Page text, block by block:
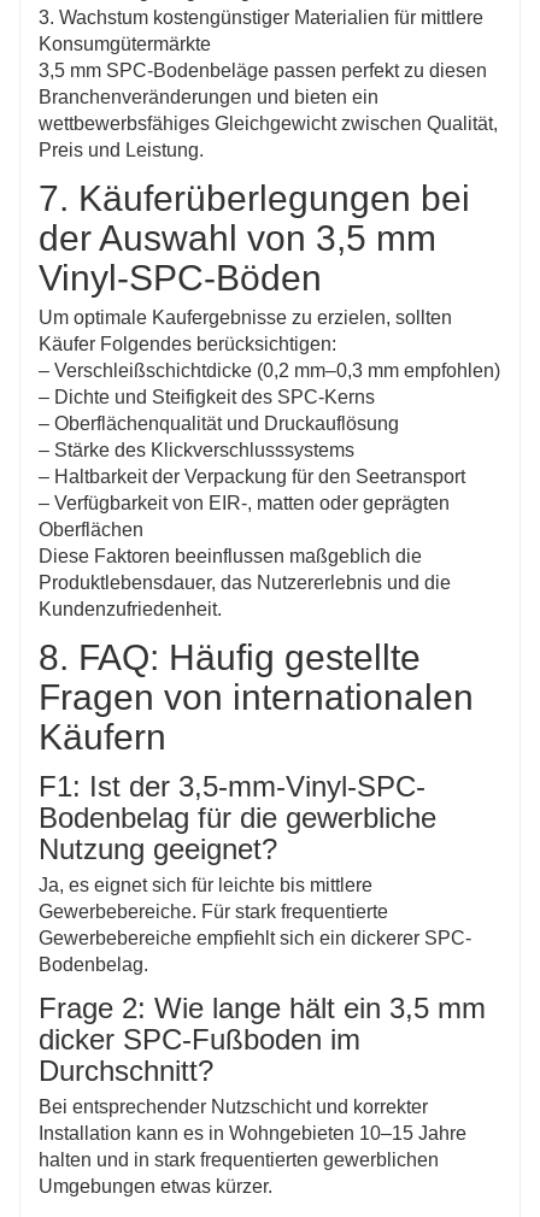
3. Wachstum kostengünstiger Materialien für mittlere
Konsumgütermärkte
3,5 mm SPC-Bodenbeläge passen perfekt zu diesen
Branchenveränderungen und bieten ein
wettbewerbsfähiges Gleichgewicht zwischen Qualität,
Preis und Leistung.
7. Käuferüberlegungen bei
der Auswahl von 3,5 mm
Vinyl-SPC-Böden
Um optimale Kaufergebnisse zu erzielen, sollten
Käufer Folgendes berücksichtigen:
– Verschleißschichtdicke (0,2 mm–0,3 mm empfohlen)
– Dichte und Steifigkeit des SPC-Kerns
– Oberflächenqualität und Druckauflösung
– Stärke des Klickverschlusssystems
– Haltbarkeit der Verpackung für den Seetransport
– Verfügbarkeit von EIR-, matten oder geprägten
Oberflächen
Diese Faktoren beeinflussen maßgeblich die
Produktlebensdauer, das Nutzererlebnis und die
Kundenzufriedenheit.
8. FAQ: Häufig gestellte
Fragen von internationalen
Käufern
F1: Ist der 3,5-mm-Vinyl-SPC-
Bodenbelag für die gewerbliche
Nutzung geeignet?
Ja, es eignet sich für leichte bis mittlere
Gewerbebereiche. Für stark frequentierte
Gewerbebereiche empfiehlt sich ein dickerer SPC-
Bodenbelag.
Frage 2: Wie lange hält ein 3,5 mm
dicker SPC-Fußboden im
Durchschnitt?
Bei entsprechender Nutzschicht und korrekter
Installation kann es in Wohngebieten 10–15 Jahre
halten und in stark frequentierten gewerblichen
Umgebungen etwas kürzer.